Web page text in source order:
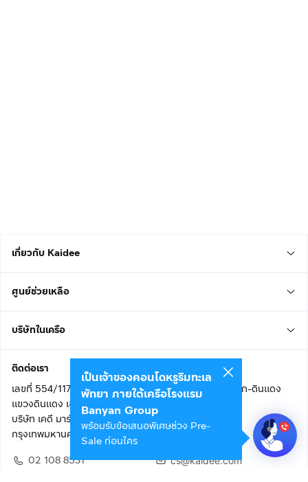
เกี่ยวกับ Kaidee
ศูนย์ช่วยเหลือ
บริษัทในเครือ
ติดต่อเรา
เลขที่ 554/117 อาคารสกายไนน์ เซ็นเตอร์ ชั้น 22 ถนนอโศก-ดินแดง
แขวงดินแดง เขตดินแดง
บริษัท เคดี มาร์เก็ตเพลส จำกัด (สำนักงานใหญ่)
กรุงเทพมหานคร 10400
02 108 8531
cs@kaidee.com
เป็นเจ้าของคอนโดหรูริมทะเล
พัทยา ภายใต้เครือโรงแรม
Banyan Group
พร้อมรับข้อเสนอพิเศษช่วง Pre-
Sale ก่อนใคร